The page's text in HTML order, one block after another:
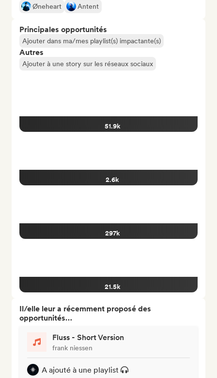
Øneheart Antent
Principales opportunités
Ajouter dans ma/mes playlist(s) impactante(s)
Autres
Ajouter à une story sur les réseaux sociaux
51.9k
2.6k
297k
21.5k
Il/elle leur a récemment proposé des
opportunités…
Fluss - Short Version
frank niessen
A ajouté à une playlist